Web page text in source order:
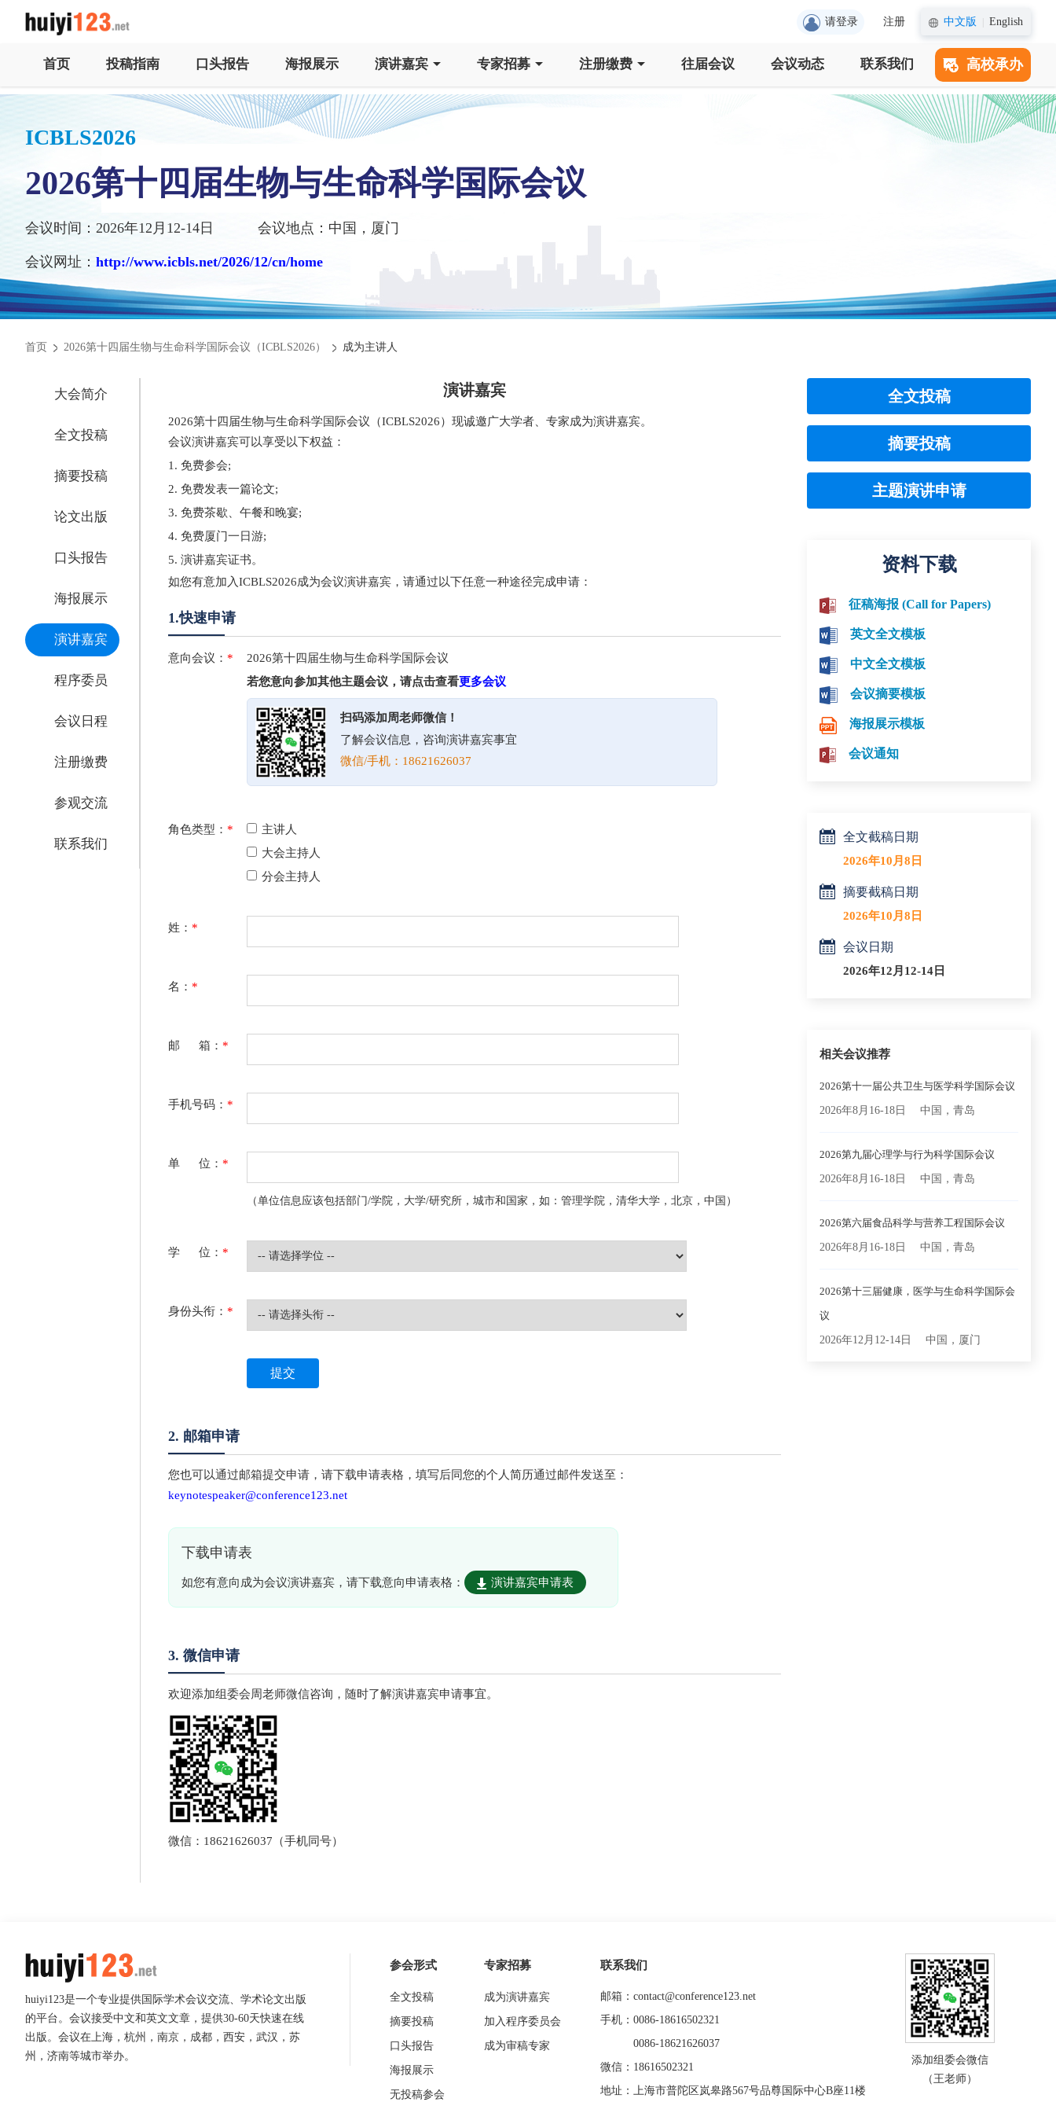
请登录 注册 中文版 English
首页 投稿指南 口头报告 海报展示 演讲嘉宾 专家招募 注册缴费 往届会议 会议动态 联系我们 高校承办
ICBLS2026
2026第十四届生物与生命科学国际会议
会议时间：2026年12月12-14日 会议地点：中国，厦门
会议网址： http://www.icbls.net/2026/12/cn/home
首页 2026第十四届生物与生命科学国际会议（ICBLS2026） 成为主讲人
大会简介
全文投稿
摘要投稿
论文出版
口头报告
海报展示
演讲嘉宾
程序委员
会议日程
注册缴费
参观交流
联系我们
演讲嘉宾
2026第十四届生物与生命科学国际会议（ICBLS2026）现诚邀广大学者、专家成为演讲嘉宾。
会议演讲嘉宾可以享受以下权益：
1. 免费参会;
2. 免费发表一篇论文;
3. 免费茶歇、午餐和晚宴;
4. 免费厦门一日游;
5. 演讲嘉宾证书。
如您有意加入ICBLS2026成为会议演讲嘉宾，请通过以下任意一种途径完成申请：
1.快速申请
意向会议： *
2026第十四届生物与生命科学国际会议
若您意向参加其他主题会议，请点击查看更多会议
扫码添加周老师微信！
了解会议信息，咨询演讲嘉宾事宜
微信/手机：18621626037
角色类型： *
主讲人
大会主持人
分会主持人
姓： *
名： *
邮 箱： *
手机号码： *
单 位： *
（单位信息应该包括部门/学院，大学/研究所，城市和国家，如：管理学院，清华大学，北京，中国）
学 位： *
身份头衔： *
2. 邮箱申请
您也可以通过邮箱提交申请，请下载申请表格，填写后同您的个人简历通过邮件发送至：
keynotespeaker@conference123.net
下载申请表
如您有意向成为会议演讲嘉宾，请下载意向申请表格： 演讲嘉宾申请表
3. 微信申请
欢迎添加组委会周老师微信咨询，随时了解演讲嘉宾申请事宜。
微信：18621626037（手机同号）
全文投稿
摘要投稿
主题演讲申请
资料下载
征稿海报 (Call for Papers)
英文全文模板
中文全文模板
会议摘要模板
海报展示模板
会议通知
全文截稿日期
2026年10月8日
摘要截稿日期
2026年10月8日
会议日期
2026年12月12-14日
相关会议推荐
2026第十一届公共卫生与医学科学国际会议
2026年8月16-18日 中国，青岛
2026第九届心理学与行为科学国际会议
2026年8月16-18日 中国，青岛
2026第六届食品科学与营养工程国际会议
2026年8月16-18日 中国，青岛
2026第十三届健康，医学与生命科学国际会
议
2026年12月12-14日 中国，厦门
huiyi123是一个专业提供国际学术会议交流、学术论文出版
的平台。会议接受中文和英文文章，提供30-60天快速在线
出版。会议在上海，杭州，南京，成都，西安，武汉，苏
州，济南等城市举办。
参会形式
全文投稿
摘要投稿
口头报告
海报展示
无投稿参会
专家招募
成为演讲嘉宾
加入程序委员会
成为审稿专家
联系我们
邮箱：contact@conference123.net
手机：0086-18616502321
0086-18621626037
微信：18616502321
地址：上海市普陀区岚皋路567号品尊国际中心B座11楼
添加组委会微信
（王老师）